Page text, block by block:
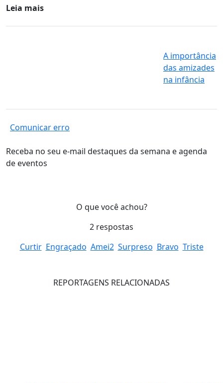
Leia mais
A importância
das amizades
na infância
Comunicar erro
Receba no seu e-mail destaques da semana e agenda
de eventos
O que você achou?
2 respostas
Curtir Engraçado Amei2 Surpreso Bravo Triste
REPORTAGENS RELACIONADAS